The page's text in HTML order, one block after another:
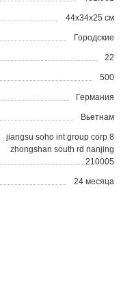
44x34x25 см
Городские
22
500
Германия
Вьетнам
jiangsu soho int group corp 8
zhongshan south rd nanjing
210005
24 месяца